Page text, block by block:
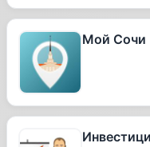
Мой Сочи